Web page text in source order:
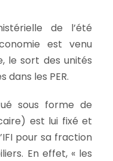
de l’été
est venu
le sort des unités
les PER.
sous forme de
est lui fixé et
pour sa fraction
En effet, « les